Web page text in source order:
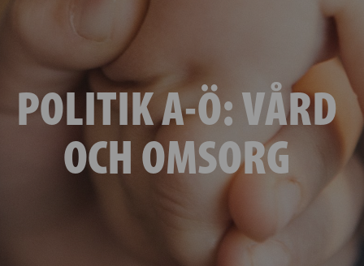
POLITIK A-Ö:VÅRD
OCH OMSORG